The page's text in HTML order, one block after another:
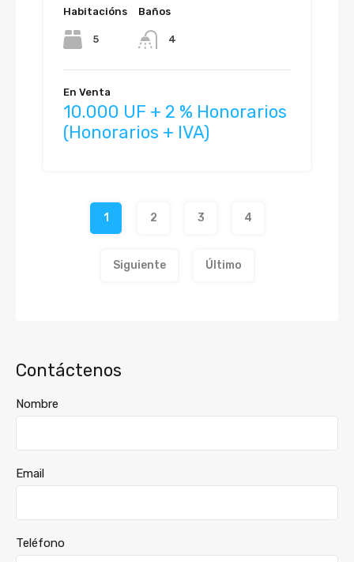
Habitacións
5
Baños
4
En Venta
10.000 UF + 2 % Honorarios
(Honorarios + IVA)
1 2 3 4
Siguiente Último
Contáctenos
Nombre
Email
Teléfono